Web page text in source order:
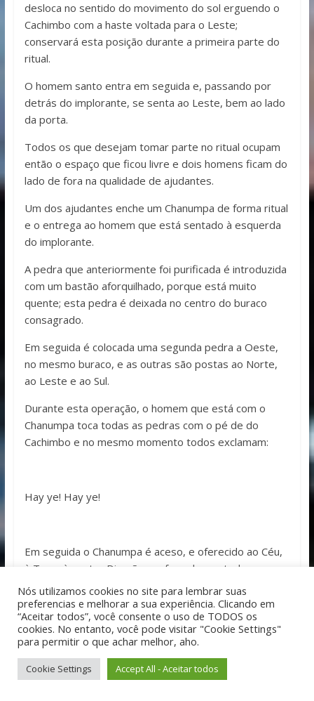
desloca no sentido do movimento do sol erguendo o
Cachimbo com a haste voltada para o Leste;
conservará esta posição durante a primeira parte do
ritual.
O homem santo entra em seguida e, passando por
detrás do implorante, se senta ao Leste, bem ao lado
da porta.
Todos os que desejam tomar parte no ritual ocupam
então o espaço que ficou livre e dois homens ficam do
lado de fora na qualidade de ajudantes.
Um dos ajudantes enche um Chanumpa de forma ritual
e o entrega ao homem que está sentado à esquerda
do implorante.
A pedra que anteriormente foi purificada é introduzida
com um bastão aforquilhado, porque está muito
quente; esta pedra é deixada no centro do buraco
consagrado.
Em seguida é colocada uma segunda pedra a Oeste,
no mesmo buraco, e as outras são postas ao Norte,
ao Leste e ao Sul.
Durante esta operação, o homem que está com o
Chanumpa toca todas as pedras com o pé de do
Cachimbo e no mesmo momento todos exclamam:
Hay ye! Hay ye!
Em seguida o Chanumpa é aceso, e oferecido ao Céu,
à Terra à quatro Direções, e fumado por todos.
A medida que passa de mão em mão, cada homem se
dirige a seu vizinho
chamando-o por seu grau de parentesco, e quando
todos o fumaram, dizem em coro:
Nós utilizamos cookies no site para lembrar suas
preferencias e melhorar a sua experiência. Clicando em
“Aceitar todos”, você consente o uso de TODOS os
cookies. No entanto, você pode visitar "Cookie Settings"
para permitir o que achar melhor, aho.
Cookie Settings Accept All - Aceitar todos